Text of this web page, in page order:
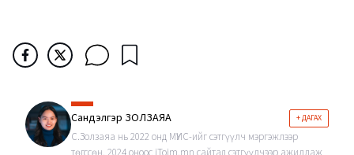
Сандэлгэр ЗОЛЗАЯА + ДАГАХ
С.Золзаяа нь 2022 онд МҮИС-ийг сэтгүүлч мэргэжлээр